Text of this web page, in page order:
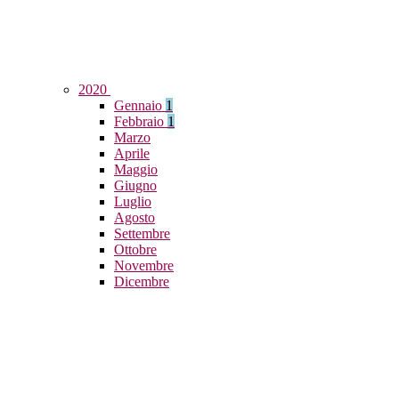
2020
Gennaio 1
Febbraio 1
Marzo
Aprile
Maggio
Giugno
Luglio
Agosto
Settembre
Ottobre
Novembre
Dicembre